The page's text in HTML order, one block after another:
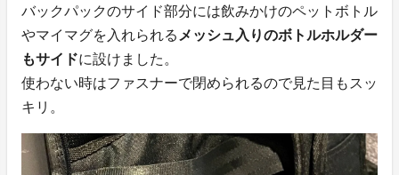
バックパックのサイド部分には飲みかけのペットボトル
やマイマグを入れられる メッシュ入りのボトルホルダー
もサイドに設けました。
使わない時はファスナーで閉められるので見た目もスッ
キリ。